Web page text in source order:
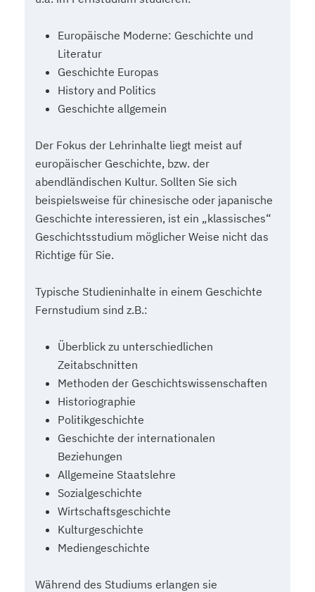
Europäische Moderne: Geschichte und
Literatur
Geschichte Europas
History and Politics
Geschichte allgemein
Der Fokus der Lehrinhalte liegt meist auf
europäischer Geschichte, bzw. der
abendländischen Kultur. Sollten Sie sich
beispielsweise für chinesische oder japanische
Geschichte interessieren, ist ein „klassisches“
Geschichtsstudium möglicher Weise nicht das
Richtige für Sie.
Typische Studieninhalte in einem Geschichte
Fernstudium sind z.B.:
Überblick zu unterschiedlichen
Zeitabschnitten
Methoden der Geschichtswissenschaften
Historiographie
Politikgeschichte
Geschichte der internationalen
Beziehungen
Allgemeine Staatslehre
Sozialgeschichte
Wirtschaftsgeschichte
Kulturgeschichte
Mediengeschichte
Während des Studiums erlangen sie